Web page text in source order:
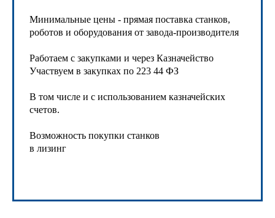
Минимальные цены - прямая поставка станков,
роботов и оборудования от завода-производителя
Работаем с закупками и через Казначейство
Участвуем в закупках по 223 44 ФЗ
В том числе и с использованием казначейских
счетов.
Возможность покупки станков
в лизинг